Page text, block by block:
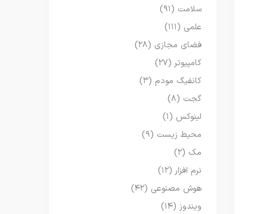
سلامت (۹۱)
علمی (۱۱۱)
فضای مجازی (۲۸)
کامپیوتر(۲۷)
کانفیگ مودم (۳)
گجت (۸)
لینوکس (۱)
محیط زیست (۹)
مک (۲)
نرم افزار(۱۲)
هوش مصنوعی (۴۲)
ویندوز (۱۴)